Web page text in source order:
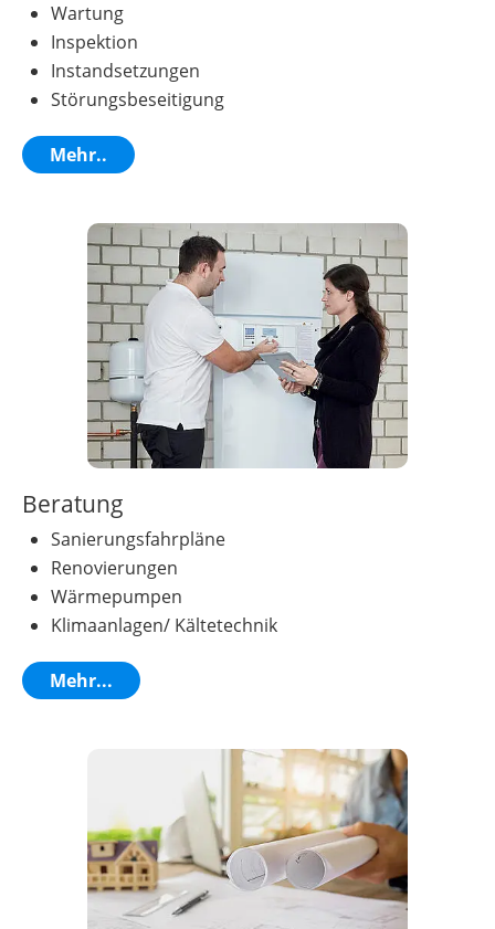
Wartung
Inspektion
Instandsetzungen
Störungsbeseitigung
Mehr..
Beratung
Sanierungsfahrpläne
Renovierungen
Wärmepumpen
Klimaanlagen/ Kältetechnik
Mehr...